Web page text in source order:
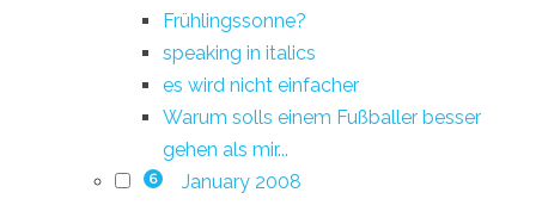
Frühlingssonne?
speaking in italics
es wird nicht einfacher
Warum solls einem Fußballer besser
gehen als mir...
6 January 2008